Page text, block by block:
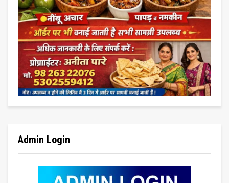
Admin Login